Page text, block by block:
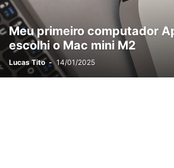
Meu primeiro computador
escolhi o Mac mini M2
Lucas Tito - 14/01/2025